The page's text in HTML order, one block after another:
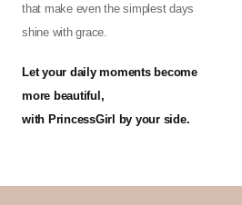
that make even the simplest days
shine with grace.
Let your daily moments become
more beautiful,
with PrincessGirl by your side.